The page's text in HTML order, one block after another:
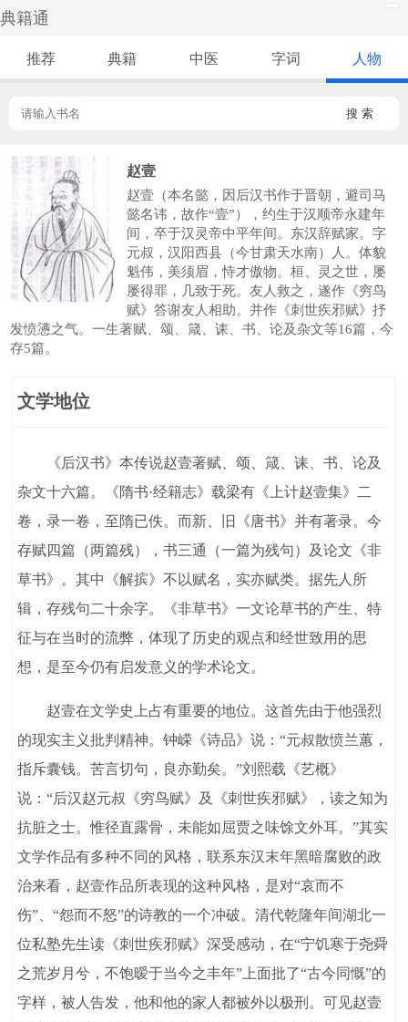
典籍通
推荐 典籍 中医 字词 人物
搜 索
赵壹
赵壹（本名懿，因后汉书作于晋朝，避司马
懿名讳，故作“壹”），约生于汉顺帝永建年
间，卒于汉灵帝中平年间。东汉辞赋家。字
元叔，汉阳西县（今甘肃天水南）人。体貌
魁伟，美须眉，恃才傲物。桓、灵之世，屡
屡得罪，几致于死。友人救之，遂作《穷鸟
赋》答谢友人相助。并作《刺世疾邪赋》抒
发愤懑之气。一生著赋、颂、箴、诔、书、论及杂文等16篇，今
存5篇。
文学地位
《后汉书》本传说赵壹著赋、颂、箴、诔、书、论及
杂文十六篇。《隋书·经籍志》载梁有《上计赵壹集》二
卷，录一卷，至隋已佚。而新、旧《唐书》并有著录。今
存赋四篇（两篇残），书三通（一篇为残句）及论文《非
草书》。其中《解摈》不以赋名，实亦赋类。据先人所
辑，存残句二十余字。《非草书》一文论草书的产生、特
征与在当时的流弊，体现了历史的观点和经世致用的思
想，是至今仍有启发意义的学术论文。
赵壹在文学史上占有重要的地位。这首先由于他强烈
的现实主义批判精神。钟嵘《诗品》说：“元叔散愤兰蕙，
指斥囊钱。苦言切句，良亦勤矣。”刘熙载《艺概》
说：“后汉赵元叔《穷鸟赋》及《刺世疾邪赋》，读之知为
抗脏之士。惟径直露骨，未能如屈贾之味馀文外耳。”其实
文学作品有多种不同的风格，联系东汉末年黑暗腐败的政
治来看，赵壹作品所表现的这种风格，是对“哀而不
伤”、“怨而不怒”的诗教的一个冲破。清代乾隆年间湖北一
位私塾先生读《刺世疾邪赋》深受感动，在“宁饥寒于尧舜
之荒岁月兮，不饱暧于当今之丰年”上面批了“古今同慨”的
字样，被人告发，他和他的家人都被外以极刑。可见赵壹